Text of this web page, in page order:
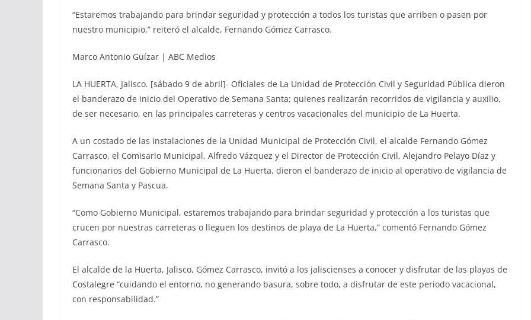
“Estaremos trabajando para brindar seguridad y protección a todos los turistas que arriben o pasen por
nuestro municipio,” reiteró el alcalde, Fernando Gómez Carrasco.
Marco Antonio Guízar | ABC Medios
LA HUERTA, Jalisco. [sábado 9 de abril]- Oficiales de La Unidad de Protección Civil y Seguridad Pública dieron
el banderazo de inicio del Operativo de Semana Santa; quienes realizarán recorridos de vigilancia y auxilio,
de ser necesario, en las principales carreteras y centros vacacionales del municipio de La Huerta.
A un costado de las instalaciones de la Unidad Municipal de Protección Civil, el alcalde Fernando Gómez
Carrasco, el Comisario Municipal, Alfredo Vázquez y el Director de Protección Civil, Alejandro Pelayo Díaz y
funcionarios del Gobierno Municipal de La Huerta, dieron el banderazo de inicio al operativo de vigilancia de
Semana Santa y Pascua.
“Como Gobierno Municipal, estaremos trabajando para brindar seguridad y protección a los turistas que
crucen por nuestras carreteras o lleguen los destinos de playa de La Huerta,” comentó Fernando Gómez
Carrasco.
El alcalde de la Huerta, Jalisco, Gómez Carrasco, invitó a los jaliscienses a conocer y disfrutar de las playas de
Costalegre “cuidando el entorno, no generando basura, sobre todo, a disfrutar de este periodo vacacional,
con responsabilidad.”